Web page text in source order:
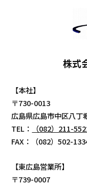
株式
【本社】
〒730-0013
広島県広島市中区八
TEL：
（082）211-
FAX：（082）502-
【東広島営業所】
〒739-0007